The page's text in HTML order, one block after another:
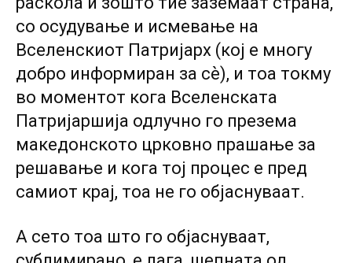
со осудување и исмевање на
Вселенскиот Патријарх (кој е многу
добро информиран за сѐ), и тоа токму
во моментот кога Вселенската
Патријаршија одлучно го презема
македонското црковно прашање за
решавање и кога тој процес е пред
самиот крај, тоа не го објаснуваат.
А сето тоа што го објаснуваат,